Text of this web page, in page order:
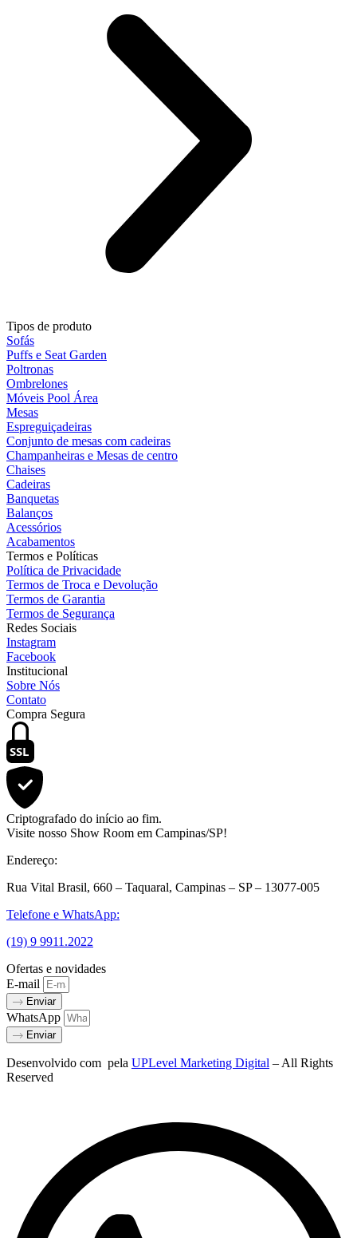
Tipos de produto
Sofás
Puffs e Seat Garden
Poltronas
Ombrelones
Móveis Pool Área
Mesas
Espreguiçadeiras
Conjunto de mesas com cadeiras
Champanheiras e Mesas de centro
Chaises
Cadeiras
Banquetas
Balanços
Acessórios
Acabamentos
Termos e Políticas
Política de Privacidade
Termos de Troca e Devolução
Termos de Garantia
Termos de Segurança
Redes Sociais
Instagram
Facebook
Institucional
Sobre Nós
Contato
Compra Segura
SSL
Criptografado do início ao fim.
Visite nosso Show Room em Campinas/SP!
Endereço:
Rua Vital Brasil, 660 – Taquaral, Campinas – SP – 13077-005
Telefone e WhatsApp:
(19) 9 9911.2022
Ofertas e novidades
E-mail
Enviar
WhatsApp
Enviar
Desenvolvido com pela UPLevel Marketing Digital – All Rights
Reserved